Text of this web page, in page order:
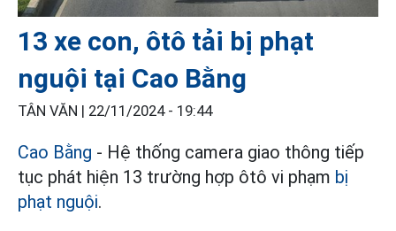
13 xe con, ôtô tải bị phạt
nguội tại Cao Bằng
TÂN VĂN | 22/11/2024 - 19:44
Cao Bằng - Hệ thống camera giao thông tiếp
tục phát hiện 13 trường hợp ôtô vi phạm bị
phạt nguội.